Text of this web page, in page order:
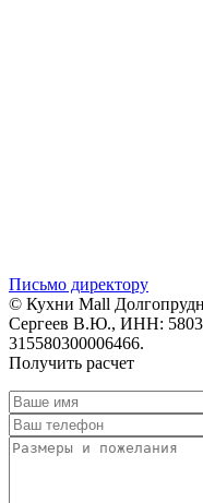
Письмо директору
© Кухни Mall
Сергеев В.Ю., ИНН:
315580300006466.
Получить расчет